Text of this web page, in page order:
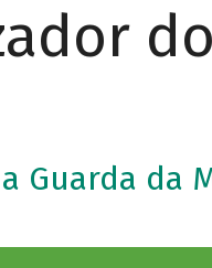
Guarda da